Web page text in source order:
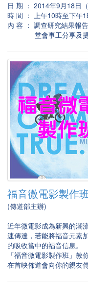
日 期 ： 2014年9月18日（
時 間 ： 上午10時至下午1
內 容 ： 調查研究結果報
堂會事工分享及提
福音微電影製作
(傳道部主辦)
近年微電影成為新興的潮
速傳達，若能將福音元素
的吸收當中的福音信息。
「福音微電影製作班」教
在首映佈道會向你的親友